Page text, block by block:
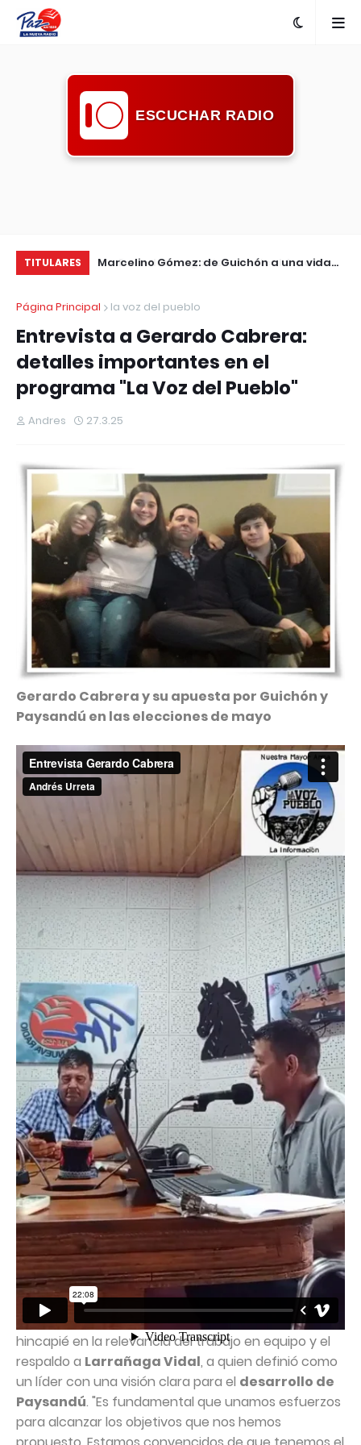
ESCUCHAR RADIO
TITULARES
de
Marcelino Gómez: de Guichón a una vida
Página Principal la voz del pueblo
Entrevista a Gerardo Cabrera:
detalles importantes en el
programa "La Voz del Pueblo"
Andres 27.3.25
Gerardo Cabrera y su apuesta por Guichón y
Paysandú en las elecciones de mayo
En una reciente entrevista en el programa radialLa
Voz del Pueblo, conducido por Silvio Fernández,
Gerardo Cabrera
compartió su visión y
propuestas en el marco de su candidatura por la
lista 22-A. Cabrera se suma al equipo que respalda a
Larrañaga Vidal en su carrera por laIntendencia
de Paysandú, con el objetivo de consolidar un
proyecto de desarrollo para el departamento y su
candidatura por Guichón.
Durante la conversación, Cabrera abordó los
preparativos de cara a laselecciones
departamentales de mayo, destacando el
esfuerzo y compromiso de su equipo para llevar su
mensaje a la ciudadanía. Enfatizó la importancia de
la cercanía con los vecinos y la construcción de un
plan de gobiernobasado en las necesidades
reales de la población.
"Nuestro compromiso es con Paysandú y con la
gente de nuestro municipio. Queremos un
departamento pujante, con oportunidades para
todos, y trabajaremos para lograrlo con
transparencia y dedicación", afirmó Cabrera
durante la entrevista.
Elcandidato de la lista 22-A
también hizo
hincapié en la relevancia del trabajo en equipo y el
respaldo a Larrañaga Vidal, a quien definió como
un líder con una visión clara para el desarrollo de
Paysandú. "Es fundamental que unamos esfuerzos
para alcanzar los objetivos que nos hemos